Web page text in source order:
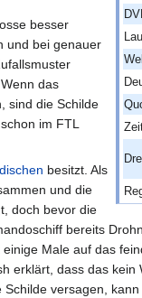
besser
und bei genauer
das
sind die Schilde
im FTL
besitzt. Als
und die
doch bevor die
bereits
Male auf das
erklärt, dass das
versagen,